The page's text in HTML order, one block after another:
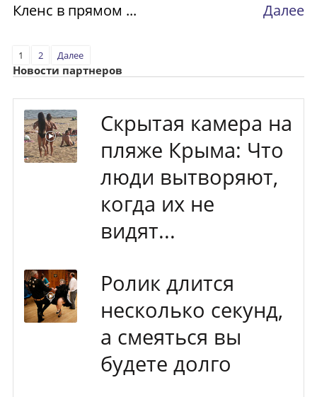
Кленс в прямом ...
Далее
1 2 Далее
Новости партнеров
Скрытая камера на
пляже Крыма: Что
люди вытворяют,
когда их не
видят...
Ролик длится
несколько секунд,
а смеяться вы
будете долго